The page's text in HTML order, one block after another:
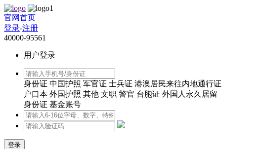
官网首页
登录-注册
40000-95561
用户登录
身份证 中国护照 军官证 士兵证 港澳居民来往内地通行证
户口本 外国护照 其他 文职 警官 台胞证 外国人永久居留
身份证 基金账号
登录